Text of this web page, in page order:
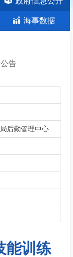
海事数据
告
后勤管理中心
能训练